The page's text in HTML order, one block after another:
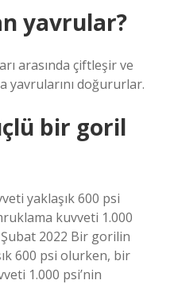
yavrular?
arasında çiftleşir ve
yavrularını doğururlar.
bir goril
yaklaşık 600 psi
kuvveti 1.000
2022 Bir gorilin
600 psi olurken, bir
1.000 psi’nin